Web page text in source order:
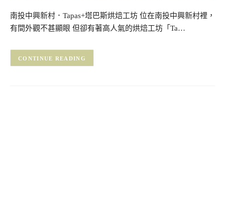
南投中興新村．Tapas+塔巴斯烘焙工坊 位在南投中興新村裡，
有間外觀不甚顯眼 但卻有著高人氣的烘焙工坊「Ta…
CONTINUE READING